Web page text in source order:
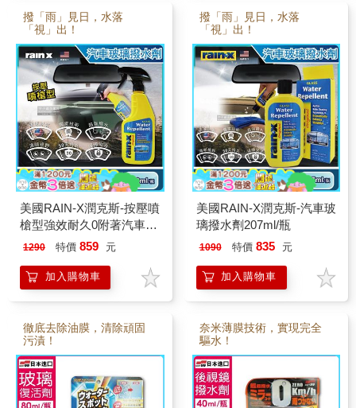
撥「雨」見日，水落
「視」出！
美國RAIN-X潤克斯-按壓噴
槍型強效耐久0附著汽車玻
璃撥水劑473ml/瓶
1290 特價 859 元
加入購物車
撥「雨」見日，水落
「視」出！
美國RAIN-X潤克斯-汽車玻
璃撥水劑207ml/瓶
1090 特價 835 元
加入購物車
徹底去除油膜，清除頑固
污漬！
奈米薄膜技術，實現完全
驅水！